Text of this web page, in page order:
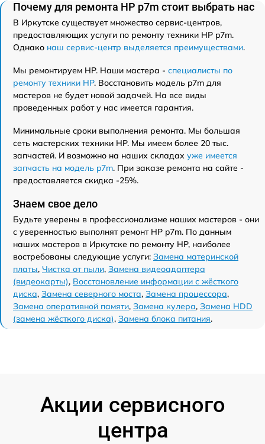
Почему для ремонта HP p7m стоит выбрать нас
В Иркутске существует множество сервис-центров,
предоставляющих услуги по ремонту техники HP p7m.
Однако наш сервис-центр выделяется преимуществами.
Мы ремонтируем HP. Наши мастера - специалисты по
ремонту техники HP. Восстановить модель p7m для
мастеров не будет новой задачей. На все виды
проведенных работ у нас имеется гарантия.
Минимальные сроки выполнения ремонта. Мы большая
сеть мастерских техники HP. Мы имеем более 20 тыс.
запчастей. И возможно на наших складах уже имеется
запчасть на модель p7m. При заказе ремонта на сайте -
предоставляется скидка -25%.
Знаем свое дело
Будьте уверены в профессионализме наших мастеров - они
с уверенностью выполнят ремонт HP p7m. По данным
наших мастеров в Иркутске по ремонту HP, наиболее
востребованы следующие услуги: Замена материнской
платы, Чистка от пыли, Замена видеоадаптера
(видеокарты), Восстановление информации с жёсткого
диска, Замена северного моста, Замена процессора,
Замена оперативной памяти, Замена кулера, Замена HDD
(замена жёсткого диска), Замена блока питания.
Акции сервисного
центра